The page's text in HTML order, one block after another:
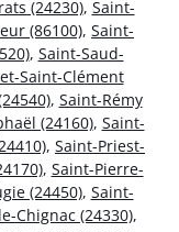
(24230), Saint-
(86100), Saint-
, Saint-Saud-
Saint-Clément
, Saint-Rémy
(24160), Saint-
, Saint-Priest-
, Saint-Pierre-
(24450), Saint-
Chignac (24330),